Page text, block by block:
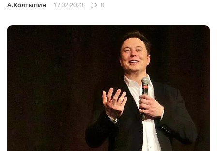
А.Колтыпин 17.02.2023 0